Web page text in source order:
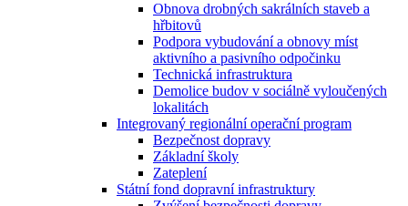
Obnova drobných sakrálních staveb a
hřbitovů
Podpora vybudování a obnovy míst
aktivního a pasivního odpočinku
Technická infrastruktura
Demolice budov v sociálně vyloučených
lokalitách
Integrovaný regionální operační program
Bezpečnost dopravy
Základní školy
Zateplení
Státní fond dopravní infrastruktury